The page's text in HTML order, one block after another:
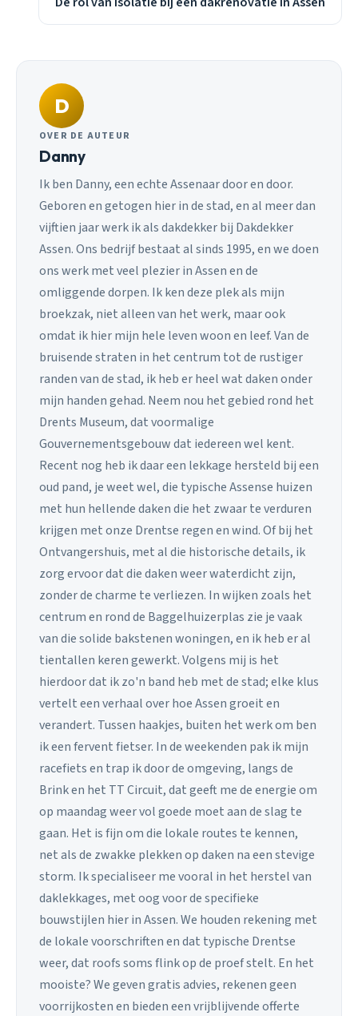
D
OVER DE AUTEUR
Danny
Ik ben Danny, een echte Assenaar door en door.
Geboren en getogen hier in de stad, en al meer dan
vijftien jaar werk ik als dakdekker bij Dakdekker
Assen. Ons bedrijf bestaat al sinds 1995, en we doen
ons werk met veel plezier in Assen en de
omliggende dorpen. Ik ken deze plek als mijn
broekzak, niet alleen van het werk, maar ook
omdat ik hier mijn hele leven woon en leef. Van de
bruisende straten in het centrum tot de rustiger
randen van de stad, ik heb er heel wat daken onder
mijn handen gehad. Neem nou het gebied rond het
Drents Museum, dat voormalige
Gouvernementsgebouw dat iedereen wel kent.
Recent nog heb ik daar een lekkage hersteld bij een
oud pand, je weet wel, die typische Assense huizen
met hun hellende daken die het zwaar te verduren
krijgen met onze Drentse regen en wind. Of bij het
Ontvangershuis, met al die historische details, ik
zorg ervoor dat die daken weer waterdicht zijn,
zonder de charme te verliezen. In wijken zoals het
centrum en rond de Baggelhuizerplas zie je vaak
van die solide bakstenen woningen, en ik heb er al
tientallen keren gewerkt. Volgens mij is het
hierdoor dat ik zo'n band heb met de stad; elke klus
vertelt een verhaal over hoe Assen groeit en
verandert. Tussen haakjes, buiten het werk om ben
ik een fervent fietser. In de weekenden pak ik mijn
racefiets en trap ik door de omgeving, langs de
Brink en het TT Circuit, dat geeft me de energie om
op maandag weer vol goede moet aan de slag te
gaan. Het is fijn om die lokale routes te kennen,
net als de zwakke plekken op daken na een stevige
storm. Ik specialiseer me vooral in het herstel van
daklekkages, met oog voor de specifieke
bouwstijlen hier in Assen. We houden rekening met
de lokale voorschriften en dat typische Drentse
weer, dat roofs soms flink op de proef stelt. En het
mooiste? We geven gratis advies, rekenen geen
voorrijkosten en bieden een vrijblijvende offerte